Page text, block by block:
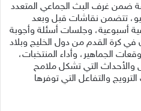
ضمن غرف البث الجماعي المتعدد
تتضمن نقاشات قبل وبعد
أسبوعية، وجلسات أسئلة وأجوبة
كرة القدم من دول الخليج وبلاد
الجماهير، وأداء المنتخبات،
والأحداث التي تشكل ملامح
والتفاعل التي توفرها